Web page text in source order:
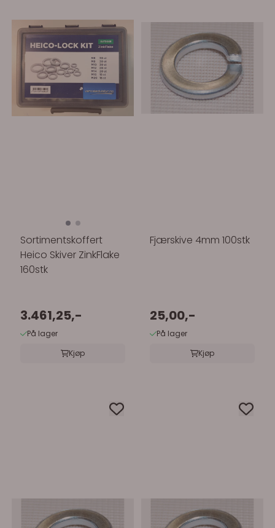
Sortimentskoffert
Heico Skiver ZinkFlake
160stk
3.461,25,-
På lager
Kjøp
Fjærskive 4mm 100stk
25,00,-
På lager
Kjøp